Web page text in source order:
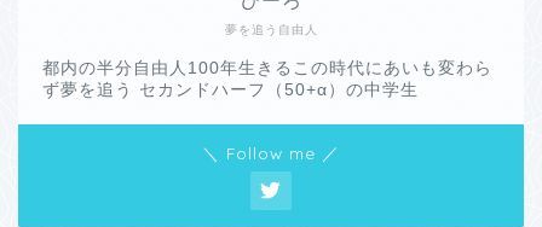
夢を追う自由人
都内の半分自由人100年生きるこの時代にあいも変わら
ず夢を追う セカンドハーフ（50+α）の中学生
＼ Follow me ／